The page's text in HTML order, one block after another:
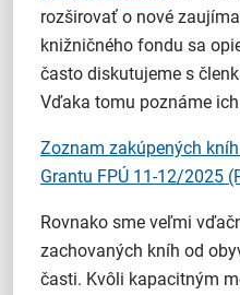
rozširovať o nové
knižničného fondu sa
často diskutujeme s
Vďaka tomu poznáme
Zoznam zakúpených
Grantu FPÚ 11-12/2025
Rovnako sme veľmi
zachovaných kníh od
časti. Kvôli kapacitným